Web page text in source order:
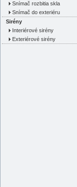
Snímač rozbitia skla
Snímač do exteriéru
Sirény
Interiérové sirény
Exteriérové sirény